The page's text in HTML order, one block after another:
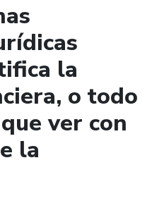
la
o todo
ver con
la